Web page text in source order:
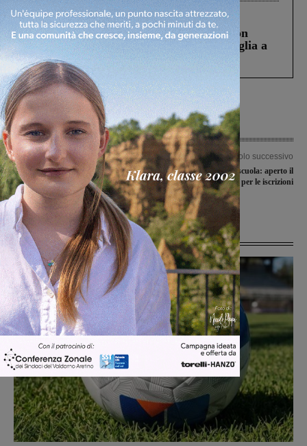
Cronaca 3 Agosto 2026
Scomparso da una struttura di Castiglion
Fiorentino l’uomo che aveva ucciso la figlia a
Levane nel 2020
Articolo precedente
In corso la Festa Viola a Rignano,
domenica il pranzo per ‘adottare un
giardino’
Articolo successivo
Servizi di pre e post scuola: aperto il
bando per le iscrizioni
Ultime Notizie